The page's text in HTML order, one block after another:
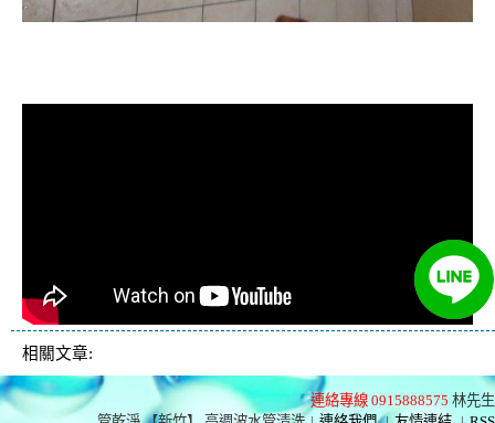
相關文章:
連絡專線 0915888575 林先生